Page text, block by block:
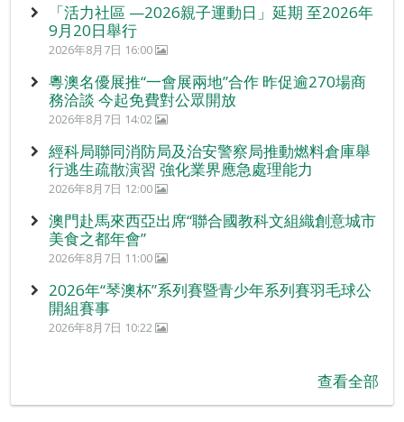
「活力社區 —2026親子運動日」延期 至2026年
9月20日舉行
2026年8月7日 16:00
粵澳名優展推“一會展兩地”合作 昨促逾270場商
務洽談 今起免費對公眾開放
2026年8月7日 14:02
經科局聯同消防局及治安警察局推動燃料倉庫舉
行逃生疏散演習 強化業界應急處理能力
2026年8月7日 12:00
澳門赴馬來西亞出席“聯合國教科文組織創意城市
美食之都年會”
2026年8月7日 11:00
2026年“琴澳杯”系列賽暨青少年系列賽羽毛球公
開組賽事
2026年8月7日 10:22
查看全部